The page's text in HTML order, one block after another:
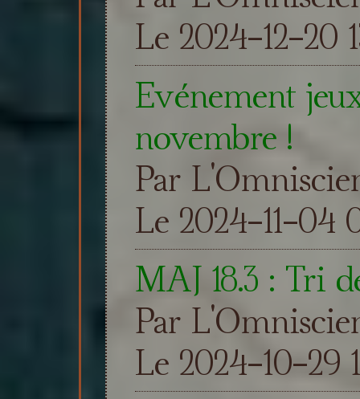
Le 2024-12-20
Evénement
novembre !
Par
Le 2024-11-04
MAJ 18.3 : Tri
Par
Le 2024-10-29